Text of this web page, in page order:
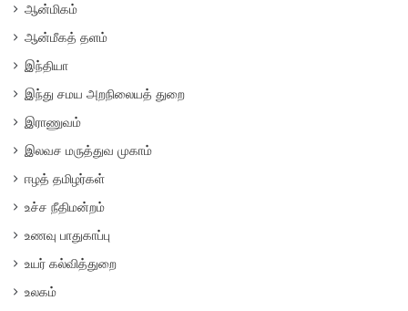
ஆன்மிகம்
ஆன்மீகத் தளம்
இந்தியா
இந்து சமய அறநிலையத் துறை
இராணுவம்
இலவச மருத்துவ முகாம்
ஈழத் தமிழர்கள்
உச்ச நீதிமன்றம்
உணவு பாதுகாப்பு
உயர் கல்வித்துறை
உலகம்